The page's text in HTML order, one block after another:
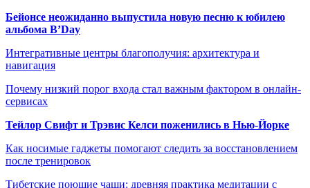
Бейонсе неожиданно выпустила новую песню к юбилею
альбома B’Day
Интегративные центры благополучия: архитектура и
навигация
Почему низкий порог входа стал важным фактором в онлайн-
сервисах
Тейлор Свифт и Трэвис Келси поженились в Нью-Йорке
Как носимые гаджеты помогают следить за восстановлением
после тренировок
Тибетские поющие чаши: древняя практика медитации с